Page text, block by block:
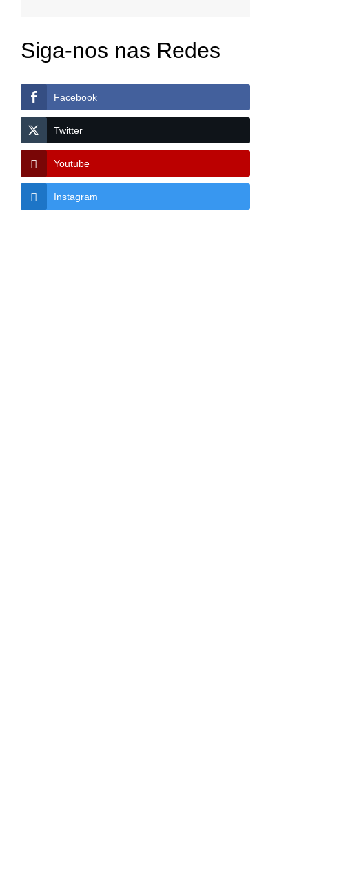
Siga-nos nas Redes
Facebook
Twitter
Youtube
Instagram